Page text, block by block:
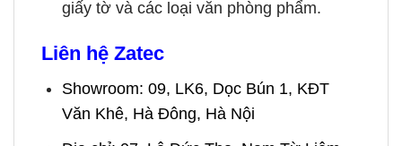
giấy tờ và các loại văn phòng phẩm.
Liên hệ Zatec
Showroom: 09, LK6, Dọc Bún 1, KĐT
Văn Khê, Hà Đông, Hà Nội